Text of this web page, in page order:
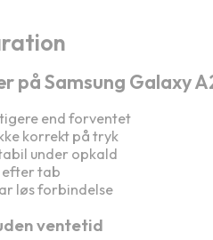
på Samsung Galaxy
end forventet
korrekt på tryk
under opkald
tab
løs forbindelse
ventetid